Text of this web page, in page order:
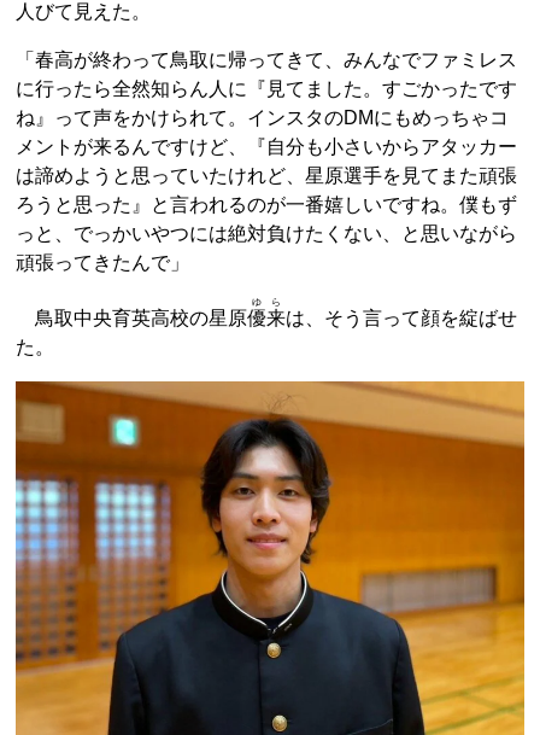
人びて見えた。
「春高が終わって鳥取に帰ってきて、みんなでファミレス
に行ったら全然知らん人に『見てました。すごかったです
ね』って声をかけられて。インスタのDMにもめっちゃコ
メントが来るんですけど、『自分も小さいからアタッカー
は諦めようと思っていたけれど、星原選手を見てまた頑張
ろうと思った』と言われるのが一番嬉しいですね。僕もず
っと、でっかいやつには絶対負けたくない、と思いながら
頑張ってきたんで」
鳥取中央育英高校の星原優来
ゆら
は、そう言って顔を綻ばせ
た。